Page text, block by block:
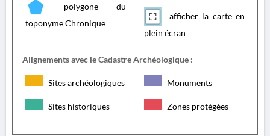
polygone du
toponyme Chronique
afficher la carte en
plein écran
Alignements avec le Cadastre Archéologique :
Sites archéologiques Monuments
Sites historiques Zones protégées